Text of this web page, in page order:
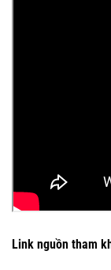
Link nguồn tham